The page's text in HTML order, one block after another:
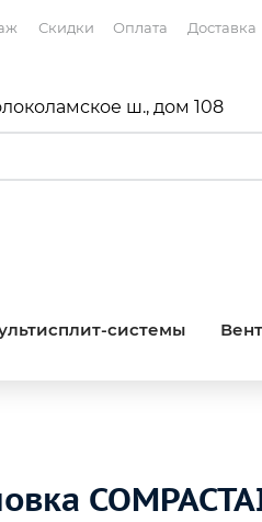
Скидки Оплата Доставка
ш., дом 108
системы